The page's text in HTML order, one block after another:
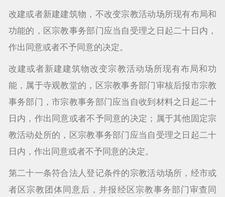
改建或者新建建筑物，不改变宗教活动场所现有布局和
功能的，区宗教事务部门应当自受理之日起二十日内，
作出同意或者不予同意的决定。
改建或者新建建筑物改变宗教活动场所现有布局和功
能，属于寺观教堂的，区宗教事务部门审核后报市宗教
事务部门，市宗教事务部门应当自收到材料之日起二十
日内，作出同意或者不予同意的决定；属于其他固定宗
教活动处所的，区宗教事务部门应当自受理之日起二十
日内，作出同意或者不予同意的决定。
第二十一条符合法人登记条件的宗教活动场所，经市或
者区宗教团体同意后，并报经区宗教事务部门审查同